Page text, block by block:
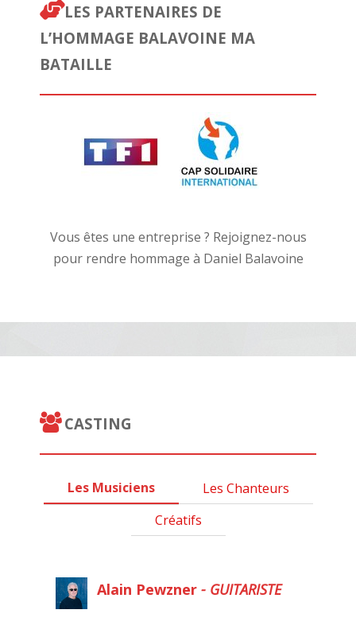
LES PARTENAIRES DE
L’HOMMAGE BALAVOINE MA
BATAILLE
Vous êtes une entreprise ? Rejoignez-nous
pour rendre hommage à Daniel Balavoine
CASTING
Les Musiciens
Les Chanteurs
Créatifs
Alain Pewzner - GUITARISTE